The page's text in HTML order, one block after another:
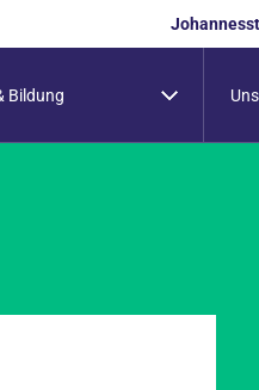
Bildung